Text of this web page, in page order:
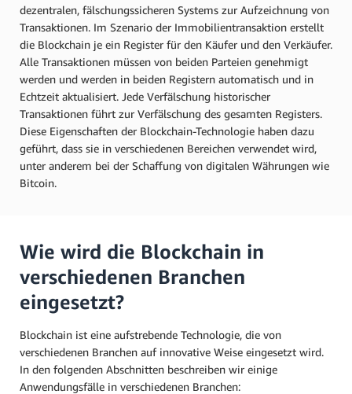
dezentralen, fälschungssicheren Systems zur Aufzeichnung von
Transaktionen. Im Szenario der Immobilientransaktion erstellt
die Blockchain je ein Register für den Käufer und den Verkäufer.
Alle Transaktionen müssen von beiden Parteien genehmigt
werden und werden in beiden Registern automatisch und in
Echtzeit aktualisiert. Jede Verfälschung historischer
Transaktionen führt zur Verfälschung des gesamten Registers.
Diese Eigenschaften der Blockchain-Technologie haben dazu
geführt, dass sie in verschiedenen Bereichen verwendet wird,
unter anderem bei der Schaffung von digitalen Währungen wie
Bitcoin.
Wie wird die Blockchain in
verschiedenen Branchen
eingesetzt?
Blockchain ist eine aufstrebende Technologie, die von
verschiedenen Branchen auf innovative Weise eingesetzt wird.
In den folgenden Abschnitten beschreiben wir einige
Anwendungsfälle in verschiedenen Branchen: